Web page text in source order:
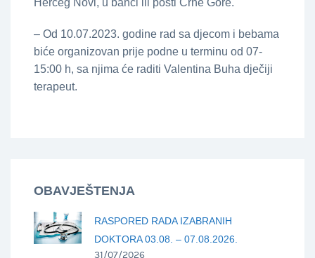
Herceg Novi, u banci ili pošti Crne Gore.
– Od 10.07.2023. godine rad sa djecom i bebama
biće organizovan prije podne u terminu od 07-
15:00 h, sa njima će raditi Valentina Buha dječiji
terapeut.
OBAVJEŠTENJA
RASPORED RADA IZABRANIH
DOKTORA 03.08. – 07.08.2026.
31/07/2026